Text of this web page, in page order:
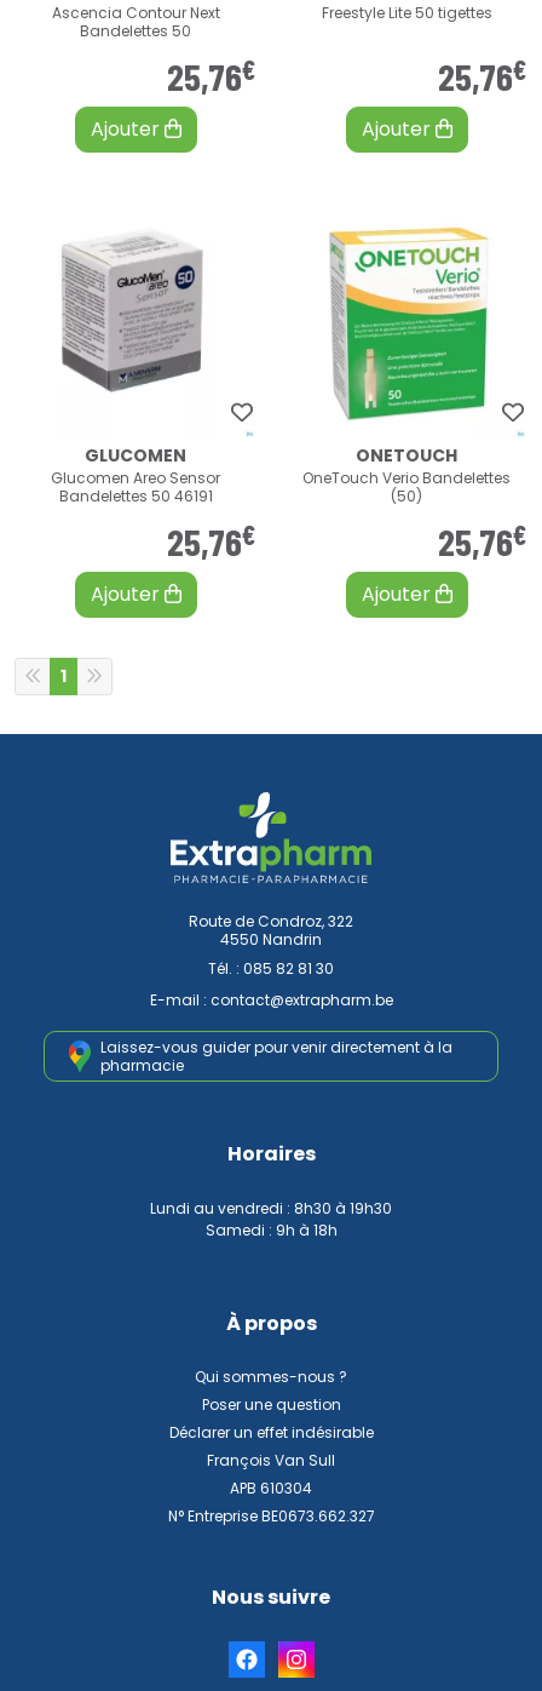
Ascencia Contour Next
Bandelettes 50
25,76€
Ajouter
Freestyle Lite 50 tigettes
25,76€
Ajouter
GLUCOMEN
Glucomen Areo Sensor
Bandelettes 50 46191
25,76€
Ajouter
ONETOUCH
OneTouch Verio Bandelettes
(50)
25,76€
Ajouter
1
Route de Condroz, 322
4550 Nandrin
Tél. : 085 82 81 30
E-mail : contact@extrapharm.be
Laissez-vous guider pour venirdirectement à la
pharmacie
Horaires
Lundi au vendredi : 8h30 à 19h30
Samedi : 9h à 18h
À propos
Qui sommes-nous ?
Poser une question
Déclarer un effet indésirable
François Van Sull
APB 610304
N° Entreprise BE0673.662.327
Nous suivre